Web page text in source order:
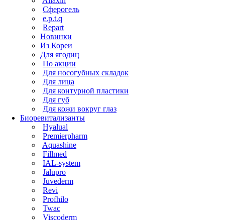
Сферогель
e.p.t.q
Repart
Новинки
Из Кореи
Для ягодиц
По акции
Для носогубных складок
Для лица
Для контурной пластики
Для губ
Для кожи вокруг глаз
Биоревитализанты
Hyalual
Premierpharm
Aquashine
Fillmed
IAL-system
Jalupro
Juvederm
Revi
Profhilo
Twac
Viscoderm